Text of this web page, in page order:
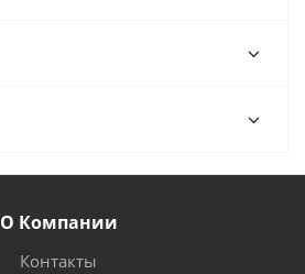
О Компании
Контакты